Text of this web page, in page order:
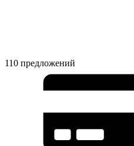
110 предложений